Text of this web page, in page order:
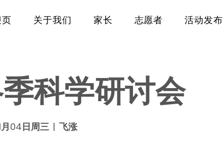
关于我们 家长 志愿者 活动发布
科学研讨会
月04日周三
  |
飞涨